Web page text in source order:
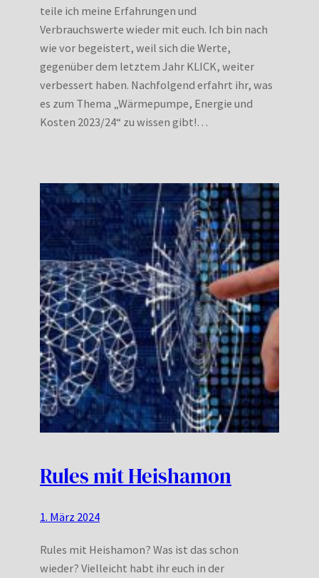
teile ich meine Erfahrungen und
Verbrauchswerte wieder mit euch. Ich bin nach
wie vor begeistert, weil sich die Werte,
gegenüber dem letztem Jahr KLICK, weiter
verbessert haben. Nachfolgend erfahrt ihr, was
es zum Thema „Wärmepumpe, Energie und
Kosten 2023/24“ zu wissen gibt!…
Rules mit Heishamon
1. März 2024
Rules mit Heishamon? Was ist das schon
wieder? Vielleicht habt ihr euch in der